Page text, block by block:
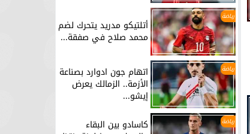
رياضة
أتلتيكو مدريد يتحرك لضم
محمد صلاح في صفقة...
رياضة اتهام جون ادوارد بصناعة
الأزمة.. الزمالك يعرض
إيشو...
رياضة كاسادو بين البقاء